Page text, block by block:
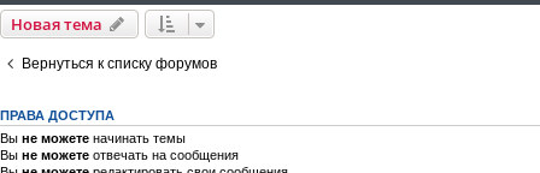
Новая тема
Вернуться к списку форумов
ПРАВА ДОСТУПА
Вы не можете начинать темы
Вы не можете отвечать на сообщения